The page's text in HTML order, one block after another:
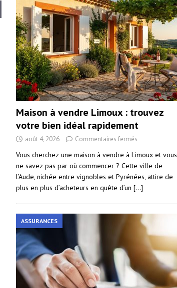
Maison à vendre Limoux : trouvez
votre bien idéal rapidement
août 4, 2026 Commentaires fermés
Vous cherchez une maison à vendre à Limoux et vous
ne savez pas par où commencer ? Cette ville de
l’Aude, nichée entre vignobles et Pyrénées, attire de
plus en plus d’acheteurs en quête d’un […]
ASSURANCES